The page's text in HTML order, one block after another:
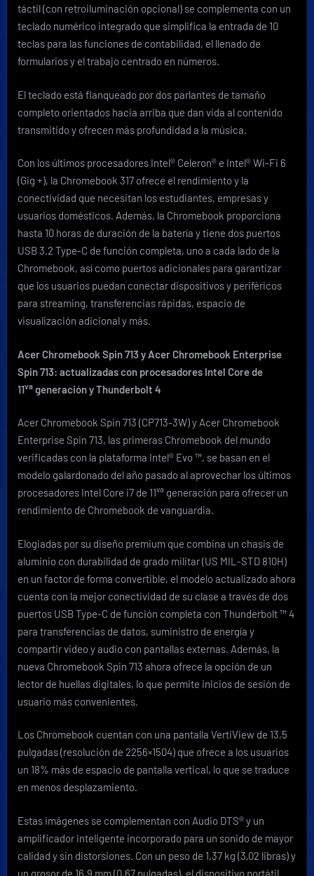
táctil (con retroiluminación opcional) se complementa con un
teclado numérico integrado que simplifica la entrada de 10
teclas para las funciones de contabilidad, el llenado de
formularios y el trabajo centrado en números.
El teclado está flanqueado por dos parlantes de tamaño
completo orientados hacia arriba que dan vida al contenido
transmitido y ofrecen más profundidad a la música.
Con los últimos procesadores Intel® Celeron® e Intel® Wi-Fi 6
(Gig +), la Chromebook 317 ofrece el rendimiento y la
conectividad que necesitan los estudiantes, empresas y
usuarios domésticos. Además, la Chromebook proporciona
hasta 10 horas de duración de la batería y tiene dos puertos
USB 3.2 Type-C de función completa, uno a cada lado de la
Chromebook, así como puertos adicionales para garantizar
que los usuarios puedan conectar dispositivos y periféricos
para streaming, transferencias rápidas, espacio de
visualización adicional y más.
Acer Chromebook Spin 713 y Acer Chromebook Enterprise
Spin 713: actualizadas con procesadores Intel Core de
11va generación y Thunderbolt 4
Acer Chromebook Spin 713 (CP713-3W)y Acer Chromebook
Enterprise Spin 713, las primeras Chromebook del mundo
verificadas con la plataforma Intel® Evo ™, se basan en el
modelo galardonado del año pasado al aprovechar los últimos
procesadores Intel Core i7 de 11va generación para ofrecer un
rendimiento de Chromebook de vanguardia.
Elogiadas por su diseño premium que combina un chasis de
aluminio con durabilidad de grado militar (US MIL-STD 810H)
en un factor de forma convertible, el modelo actualizado ahora
cuenta con la mejor conectividad de su clase a través de dos
puertos USB Type-C de función completa con Thunderbolt ™ 4
para transferencias de datos, suministro de energía y
compartir video y audio con pantallas externas. Además, la
nueva Chromebook Spin 713 ahora ofrece la opción de un
lector de huellas digitales, lo que permite inicios de sesión de
usuario más convenientes.
Los Chromebook cuentan con una pantalla VertiView de 13,5
pulgadas (resolución de 2256×1504) que ofrece a los usuarios
un 18% más de espacio de pantalla vertical, lo que se traduce
en menos desplazamiento.
Estas imágenes se complementan con Audio DTS® y un
amplificador inteligente incorporado para un sonido de mayor
calidad y sin distorsiones. Con un peso de 1,37 kg (3,02 libras) y
un grosor de 16,9 mm (0,67 pulgadas), el dispositivo portátil